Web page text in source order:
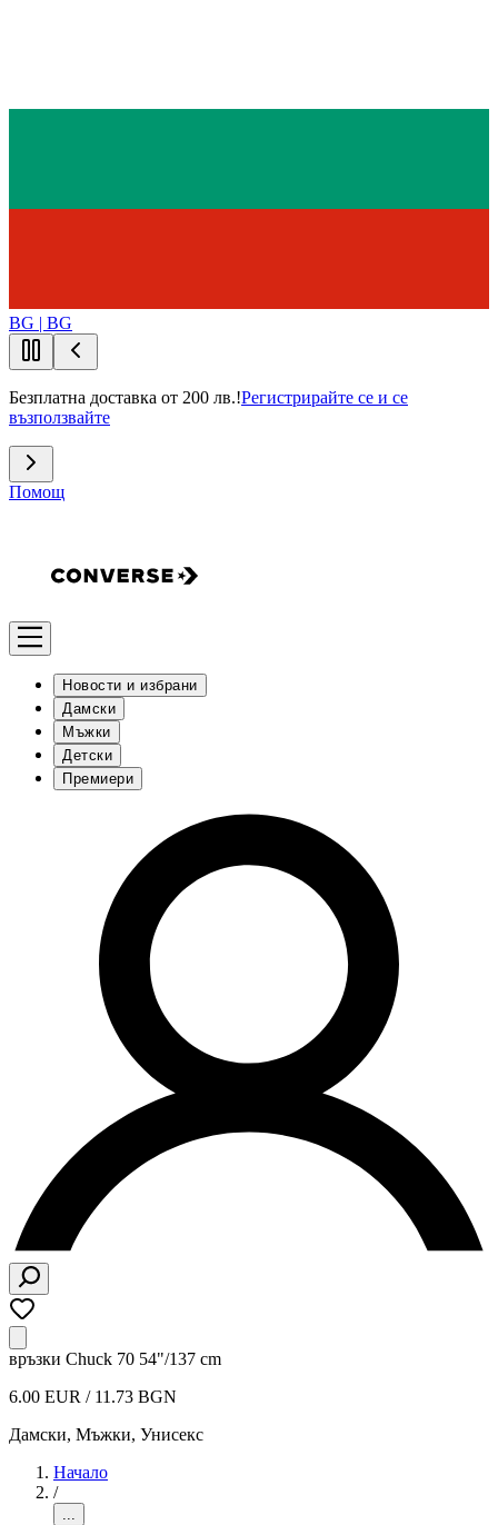
BG | BG
Безплатна доставка от 200 лв.!Регистрирайте се и се
възползвайте
Помощ
Новости и избрани
Дамски
Мъжки
Детски
Премиери
връзки Chuck 70 54"/137 cm
6.00 EUR / 11.73 BGN
Дамски, Мъжки, Унисекс
Начало
/
...